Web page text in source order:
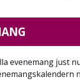
evenemang just